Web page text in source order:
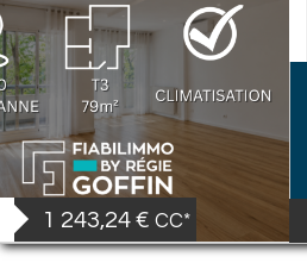
1 243,24 € CC*